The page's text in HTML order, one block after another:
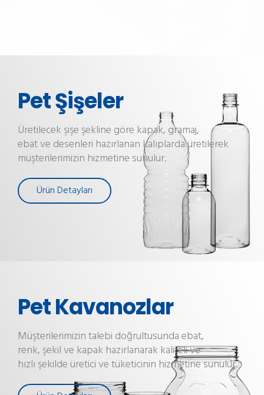
Pet Şişeler
Üretilecek şişe şekline göre kapak, gramaj,
ebat ve desenleri hazırlanan kalıplarda üretilerek
müşterilerimizin hizmetine sunulur.
Ürün Detayları
Pet Kavanozlar
Müşterilerimizin talebi doğrultusunda ebat,
renk, şekil ve kapak hazırlanarak kaliteli ve
hızlı şekilde üretici ve tüketicinin hizmetine sunulur.